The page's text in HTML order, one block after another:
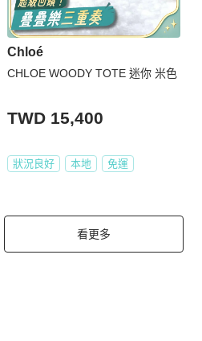
Chloé
CHLOE WOODY TOTE 迷你 米色
TWD 15,400
狀況良好 本地 免運
看更多